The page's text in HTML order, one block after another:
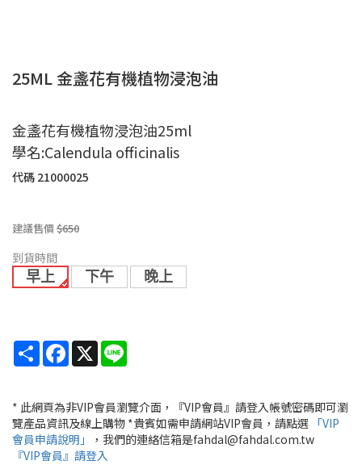
25ML 金盞花有機植物浸泡油
金盞花有機植物浸泡油25ml
學名:Calendula officinalis
代碼 21000025
建議售價$650
到貨時間
早上
下午 晚上
Share Facebook
X
* 此網頁為非VIP會員瀏覽介面，『VIP會員』請登入帳號密碼即可瀏
覽產品資訊及線上購物 *貴賓如需申請網站VIP會員，請點選 「VIP
會員申請說明」
，我們的連絡信箱是fahdal@fahdal.com.tw
『VIP會員』請登入